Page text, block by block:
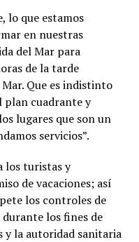
lo que estamos
en nuestras
del Mar para
de la tarde
Que es indistinto
plan cuadrante y
lugares que son un
servicios”.
los turistas y
de vacaciones; así
los controles de
los fines de
y la autoridad sanitaria